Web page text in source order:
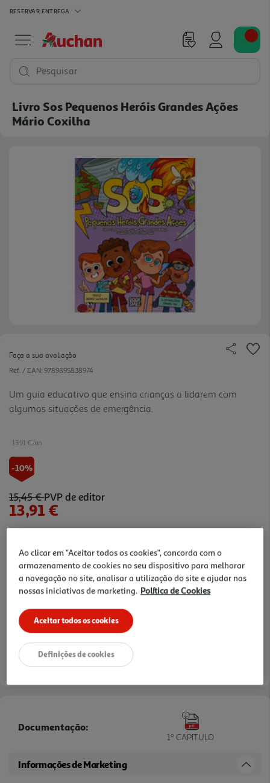
RESERVAR ENTREGA
Pesquisar
Livro Sos Pequenos Heróis Grandes Ações
Mário Coxilha
Faça a sua avaliação
Ref. / EAN: 9789895838974
Um guia educativo que ensina crianças a lidarem com
algumas situações de emergência.
13.91 €/un
-10%
15,45 €PVP de editor
13,91 €
Documentação:
1º CAPITULO
Informações de Marketing
Ao clicar em "Aceitar todos os cookies", concorda com o
armazenamento de cookies no seu dispositivo para melhorar
a navegação no site, analisar a utilização do site e ajudar nas
nossas iniciativas de marketing. Política de Cookies
Aceitar todos os cookies
Definições de cookies